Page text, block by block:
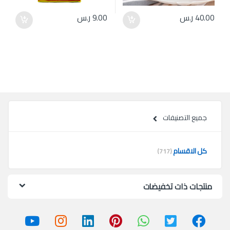
40.00 ر.س 9.00ر.س
جميع التصنيفات
كل الاقسام(717)
منتجات ذات تخفيضات